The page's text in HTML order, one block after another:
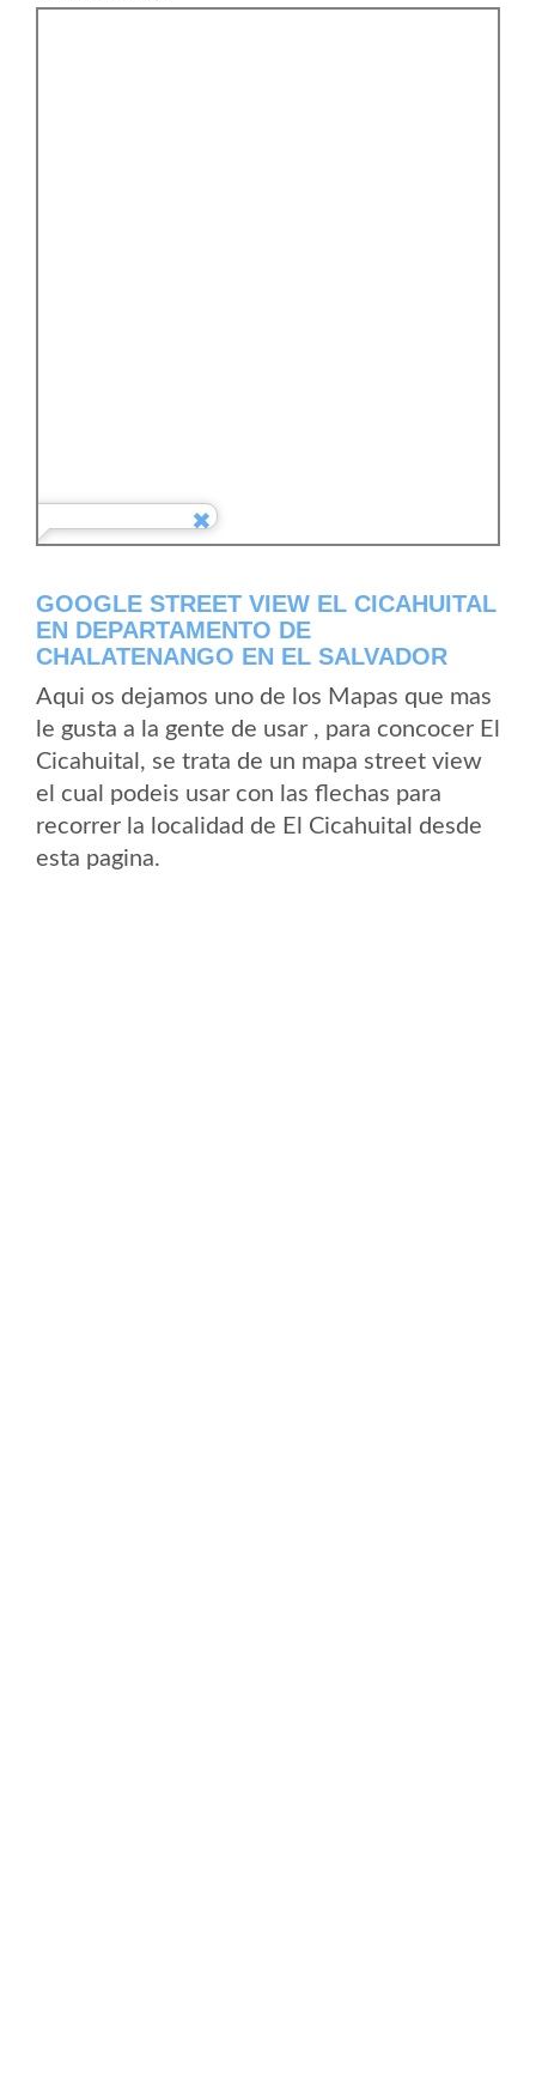
GOOGLE STREET VIEW EL CICAHUITAL
EN DEPARTAMENTO DE
CHALATENANGO EN EL SALVADOR
Aqui os dejamos uno de los Mapas que mas
le gusta a la gente de usar , para concocer El
Cicahuital, se trata de un mapa street view
el cual podeis usar con las flechas para
recorrer la localidad de El Cicahuital desde
esta pagina.